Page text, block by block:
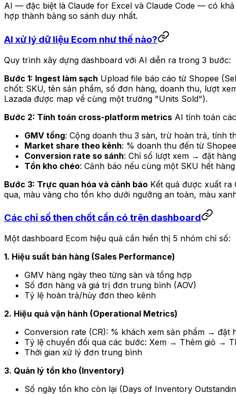
AI — đặc biệt là Claude for Excel và Claude Code — có
hợp thành bảng so sánh duy nhất.
AI xử lý dữ liệu Ecom như thế nào?
Quy trình xây dựng dashboard với AI diễn ra trong 3 bước:
Bước 1: Ingest làm sạch Upload file báo cáo từ Shopee
chốt: SKU, tên sản phẩm, số đơn hàng, doanh thu, lượt
Lazada được map về cùng một trường "Units Sold").
Bước 2: Tính toán cross-platform metrics AI tính toán
GMV tổng: Cộng doanh thu 3 sàn, trừ hoàn trả, tính
Market share theo kênh: % doanh thu đến từ
Conversion rate so sánh: Chỉ số lượt xem → đặt
Tồn kho chéo: Cảnh báo nếu cùng một SKU hết
Bước 3: Trực quan hóa và cảnh báo Kết quả được xuất ra
qua, màu vàng cho tồn kho dưới ngưỡng an toàn, màu
Các chỉ số then chốt cần có trên dashboard
Một dashboard Ecom hiệu quả cần hiển thị 5 nhóm chỉ số:
1. Hiệu suất bán hàng (Sales Performance)
GMV hàng ngày theo từng sàn và tổng hợp
Số đơn hàng và giá trị đơn trung bình (AOV)
Tỷ lệ hoàn trả/hủy đơn theo kênh
2. Hiệu quả vận hành (Operational Metrics)
Conversion rate (CR): % khách xem sản phẩm → đặt
Tỷ lệ chuyển đổi qua các bước: Xem → Thêm giỏ →
Thời gian xử lý đơn trung bình
3. Quản lý tồn kho (Inventory)
Số ngày tồn kho còn lại (Days of Inventory